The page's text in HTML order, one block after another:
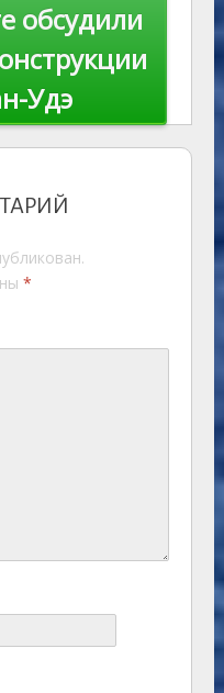
обсудили
Удэ
*